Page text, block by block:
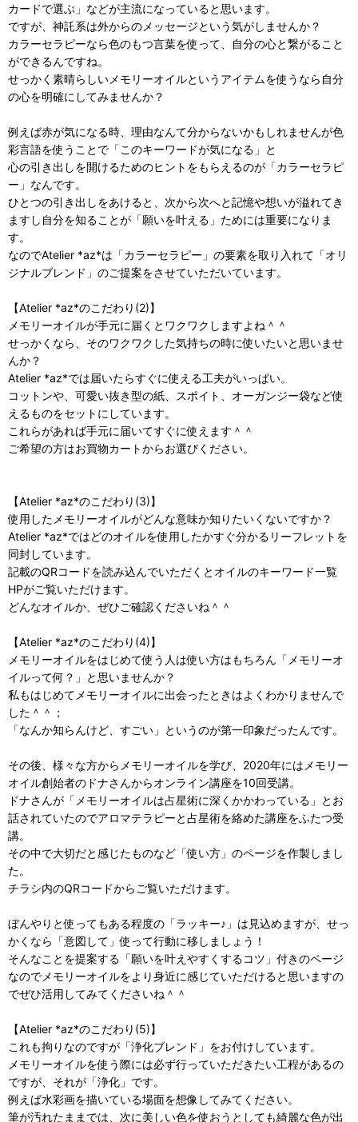
カードで選ぶ」などが主流になっていると思います。
ですが、神託系は外からのメッセージという気がしませんか？
カラーセラピーなら色のもつ言葉を使って、自分の心と繋がること
ができるんですね。
せっかく素晴らしいメモリーオイルというアイテムを使うなら自分
の心を明確にしてみませんか？
例えば赤が気になる時、理由なんて分からないかもしれませんが色
彩言語を使うことで「このキーワードが気になる」と
心の引き出しを開けるためのヒントをもらえるのが「カラーセラピ
ー」なんです。
ひとつの引き出しをあけると、次から次へと記憶や想いが溢れてき
ますし自分を知ることが「願いを叶える」ためには重要になりま
す。
なのでAtelier *az*は「カラーセラピー」の要素を取り入れて「オリ
ジナルブレンド」のご提案をさせていただいています。
【Atelier *az*のこだわり(2)】
メモリーオイルが手元に届くとワクワクしますよね＾＾
せっかくなら、そのワクワクした気持ちの時に使いたいと思いませ
んか？
Atelier *az*では届いたらすぐに使える工夫がいっぱい。
コットンや、可愛い抜き型の紙、スポイト、オーガンジー袋など使
えるものをセットにしています。
これらがあれば手元に届いてすぐに使えます＾＾
ご希望の方はお買物カートからお選びください。
【Atelier *az*のこだわり(3)】
使用したメモリーオイルがどんな意味か知りたいくないですか？
Atelier *az*ではどのオイルを使用したかすぐ分かるリーフレットを
同封しています。
記載のQRコードを読み込んでいただくとオイルのキーワード一覧
HPがご覧いただけます。
どんなオイルか、ぜひご確認くださいね＾＾
【Atelier *az*のこだわり(4)】
メモリーオイルをはじめて使う人は使い方はもちろん「メモリーオ
イルって何？」と思いませんか？
私もはじめてメモリーオイルに出会ったときはよくわかりませんで
した＾＾；
「なんか知らんけど、すごい」というのが第一印象だったんです。
その後、様々な方からメモリーオイルを学び、2020年にはメモリー
オイル創始者のドナさんからオンライン講座を10回受講。
ドナさんが「メモリーオイルは占星術に深くかかわっている」とお
話されていたのでアロマテラピーと占星術を絡めた講座をふたつ受
講。
その中で大切だと感じたものなど「使い方」のページを作製しまし
た。
チラシ内のQRコードからご覧いただけます。
ぼんやりと使ってもある程度の「ラッキー♪」は見込めますが、せっ
かくなら「意図して」使って行動に移しましょう！
そんなことを提案する「願いを叶えやすくするコツ」付きのページ
なのでメモリーオイルをより身近に感じていただけると思いますの
でぜひ活用してみてくださいね＾＾
【Atelier *az*のこだわり(5)】
これも拘りなのですが「浄化ブレンド」をお付けしています。
メモリーオイルを使う際には必ず行っていただきたい工程があるの
ですが、それが「浄化」です。
例えば水彩画を描いている場面を想像してみてください。
筆が汚れたままでは、次に美しい色を使おうとしても綺麗な色が出